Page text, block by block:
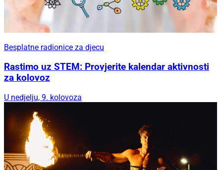
Besplatne radionice za djecu
Rastimo uz STEM: Provjerite kalendar aktivnosti
za kolovoz
U nedjelju, 9. kolovoza